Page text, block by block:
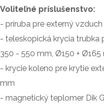
Voliteľné príslušenstvo:
- príruba pre externý
- teleskopická krycia trubka
350 - 550 mm, Ø150 + Ø165
- krycie koleno pre krytie
mm
- magnetický teplomer Dik